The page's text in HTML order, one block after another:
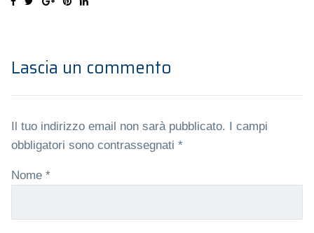
Lascia un commento
Il tuo indirizzo email non sarà pubblicato.
I campi
obbligatori sono contrassegnati *
Nome *